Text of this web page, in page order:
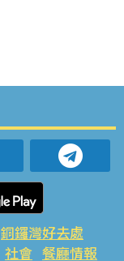
銅鑼灣好去處
社會 餐廳情報